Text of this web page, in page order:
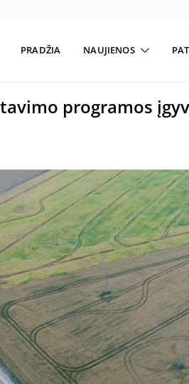
PRADŽIA NAUJIENOS
programos